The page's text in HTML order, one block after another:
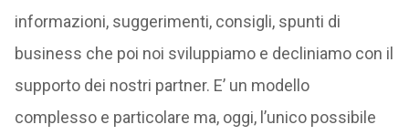
informazioni, suggerimenti, consigli, spunti di
business che poi noi sviluppiamo e decliniamo con il
supporto dei nostri partner. E’ un modello
complesso e particolare ma, oggi, l’unico possibile